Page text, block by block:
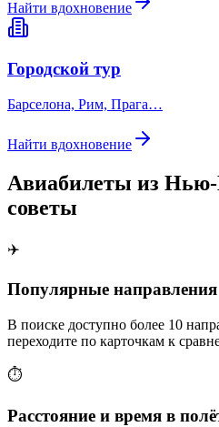
Найти вдохновение
Городской тур
Барселона, Рим, Прага…
Найти вдохновение
Авиабилеты из
советы
✈️
Популярные направления
В поиске доступно более 10
переходите по карточкам к
⏱️
Расстояние и время в